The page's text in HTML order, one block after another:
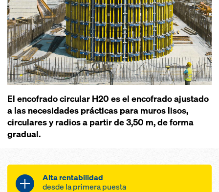
El encofrado circular H20 es el encofrado ajustado
a las necesidades prácticas para muros lisos,
circulares y radios a partir de 3,50 m, de forma
gradual.
Alta rentabilidad
desde la primera puesta